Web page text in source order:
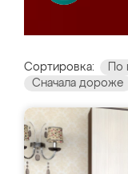
Сортировка: По
Сначала дороже